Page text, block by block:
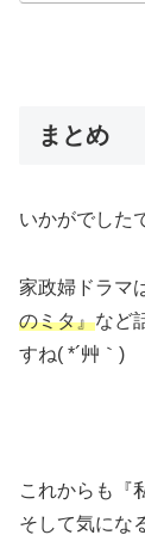
まとめ
いかがでした
家政婦ドラマ
のミタ』など
すね( *´艸｀)
これからも『
そして気にな